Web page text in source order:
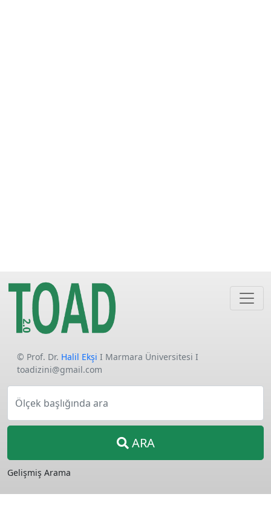
© Prof. Dr. Halil Ekşi I Marmara Üniversitesi I
toadizini@gmail.com
Ölçek başlığında ara
ARA
Gelişmiş Arama